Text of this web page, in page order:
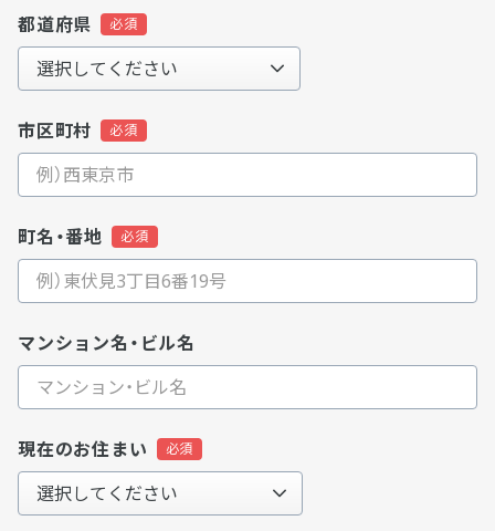
都道府県
市区町村
町名・番地
マンション名・ビル名
現在のお住まい